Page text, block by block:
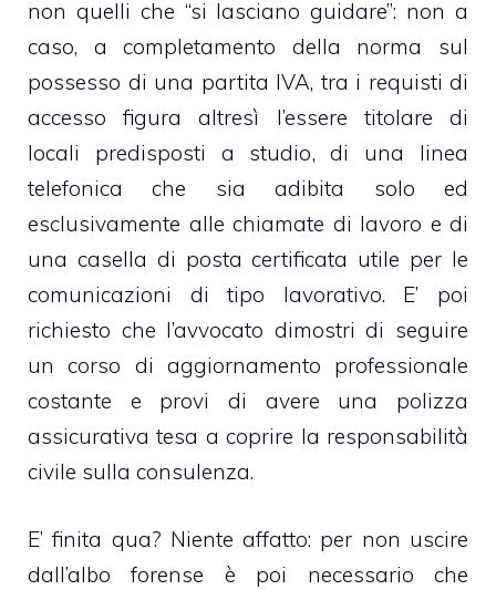
non quelli che “si lasciano guidare”: non a
caso, a completamento della norma sul
possesso di una partita IVA, tra i requisti di
accesso figura altresì l’essere titolare di
locali predisposti a studio, di una linea
telefonica che sia adibita solo ed
esclusivamente alle chiamate di lavoro e di
una casella di posta certificata utile per le
comunicazioni di tipo lavorativo. E’ poi
richiesto che l’avvocato dimostri di seguire
un corso di aggiornamento professionale
costante e provi di avere una polizza
assicurativa tesa a coprire la responsabilità
civile sulla consulenza.
E’ finita qua? Niente affatto: per non uscire
dall’albo forense è poi necessario che